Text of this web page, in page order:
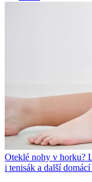
Oteklé nohy v horku?
i tenisák a další